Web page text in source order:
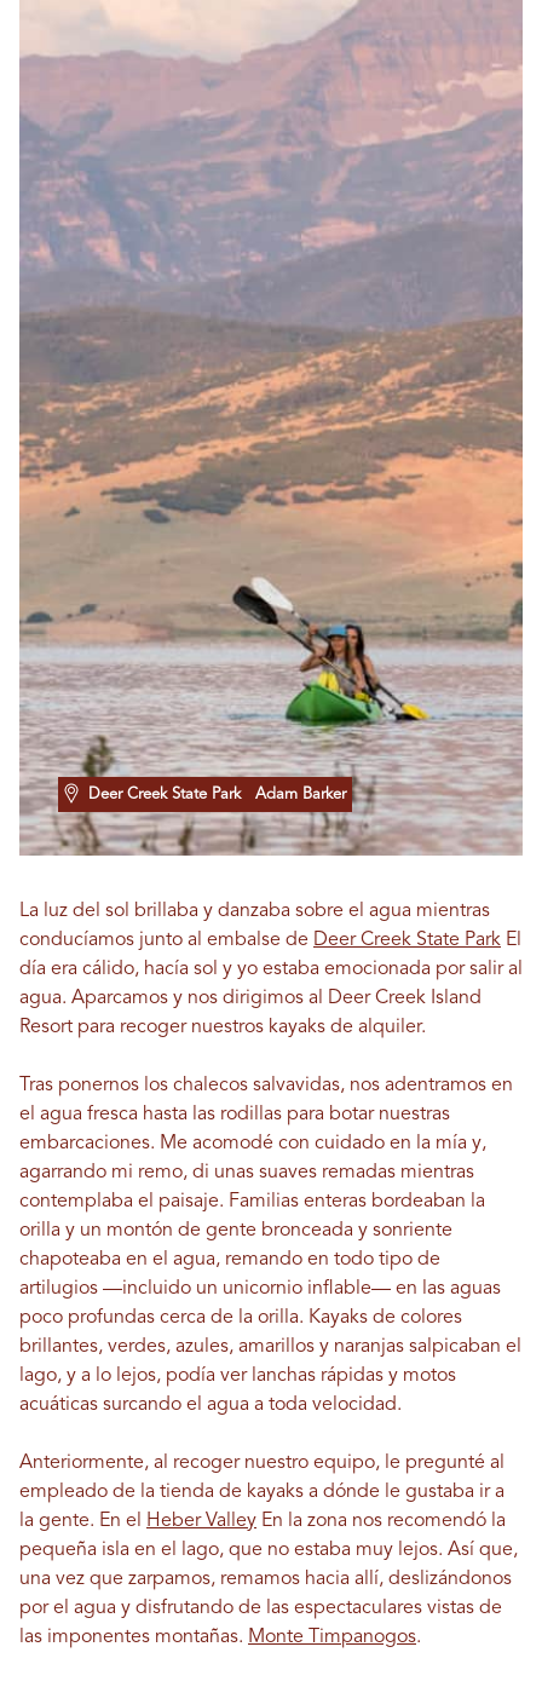
Deer Creek State Park Adam Barker
La luz del sol brillaba y danzaba sobre el agua mientras
conducíamos junto al embalse de Deer Creek State Park El
día era cálido, hacía sol y yo estaba emocionada por salir al
agua. Aparcamos y nos dirigimos al Deer Creek Island
Resort para recoger nuestros kayaks de alquiler.
Tras ponernos los chalecos salvavidas, nos adentramos en
el agua fresca hasta las rodillas para botar nuestras
embarcaciones. Me acomodé con cuidado en la mía y,
agarrando mi remo, di unas suaves remadas mientras
contemplaba el paisaje. Familias enteras bordeaban la
orilla y un montón de gente bronceada y sonriente
chapoteaba en el agua, remando en todo tipo de
artilugios —incluido un unicornio inflable— en las aguas
poco profundas cerca de la orilla. Kayaks de colores
brillantes, verdes, azules, amarillos y naranjas salpicaban el
lago, y a lo lejos, podía ver lanchas rápidas y motos
acuáticas surcando el agua a toda velocidad.
Anteriormente, al recoger nuestro equipo, le pregunté al
empleado de la tienda de kayaks a dónde le gustaba ir a
la gente. En el
Heber Valley En la zona nos recomendó la
pequeña isla en el lago, que no estaba muy lejos. Así que,
una vez que zarpamos, remamos hacia allí, deslizándonos
por el agua y disfrutando de las espectaculares vistas de
las imponentes montañas. Monte Timpanogos.